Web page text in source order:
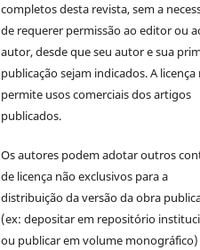
completos desta revista, sem a
de requerer permissão ao editor ou
autor, desde que seu autor e sua
publicação sejam indicados. A licença
permite usos comerciais dos artigos
publicados.
Os autores podem adotar outros
de licença não exclusivos para a
distribuição da versão da obra
(ex: depositar em repositório
ou publicar em volume monográfico)